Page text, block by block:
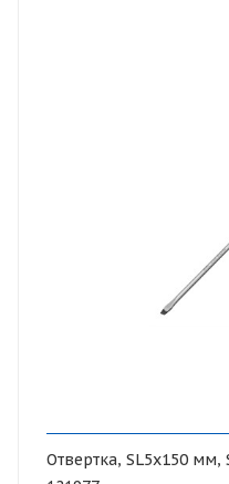
Отвертка, SL5x150 мм,